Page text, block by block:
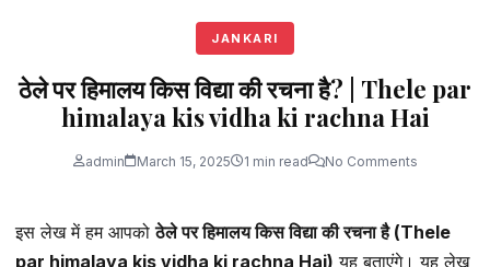
JANKARI
ठेले पर हिमालय किस विद्या की रचना है? | Thele par
himalaya kis vidha ki rachna Hai
admin March 15, 2025 1 min read No Comments
इस लेख में हम आपकोठेले पर हिमालय किस विद्या की रचना है (Thele
par himalaya kis vidha ki rachna Hai) यह बताएंगे। यह लेख